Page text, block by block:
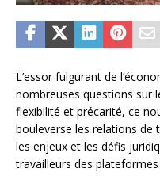
L’essor fulgurant de
nombreuses questions sur
flexibilité et précarité, ce
bouleverse les relations de
les enjeux et les défis
travailleurs des